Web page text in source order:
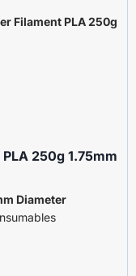
Filament PLA 250g
250g 1.75mm
Diameter